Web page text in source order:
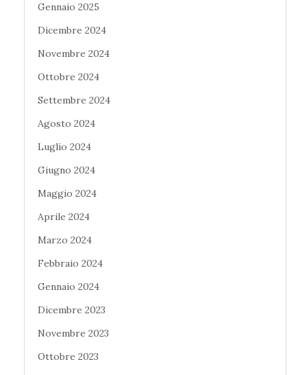
Gennaio 2025
Dicembre 2024
Novembre 2024
Ottobre 2024
Settembre 2024
Agosto 2024
Luglio 2024
Giugno 2024
Maggio 2024
Aprile 2024
Marzo 2024
Febbraio 2024
Gennaio 2024
Dicembre 2023
Novembre 2023
Ottobre 2023